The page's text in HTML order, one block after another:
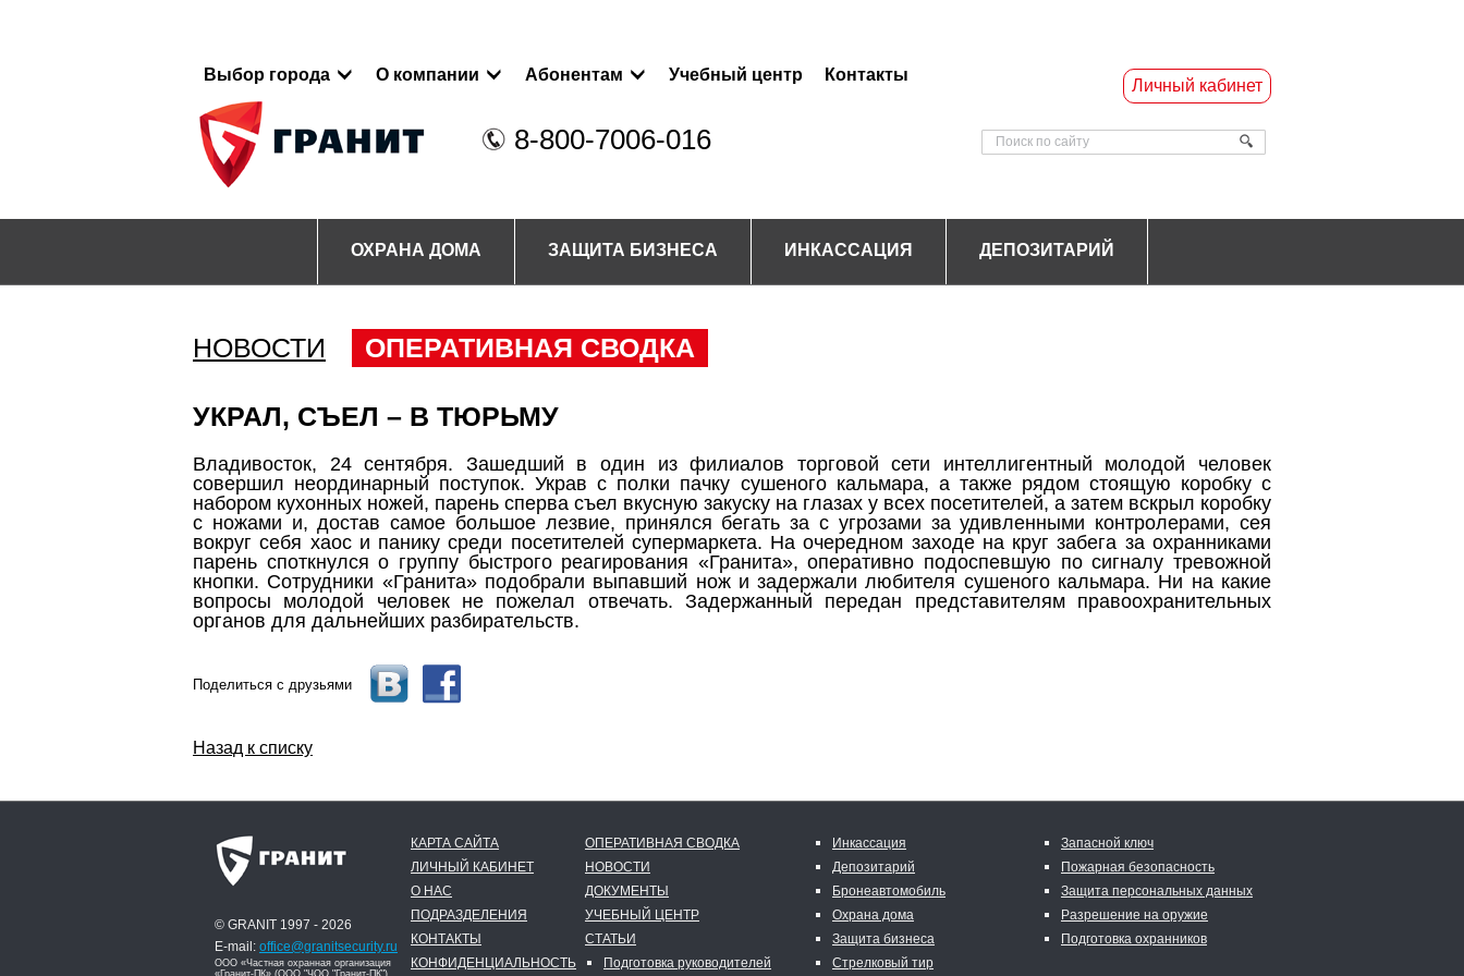
Выбор города О компании Абонентам Учебный центр Контакты
8-800-7006-016
Личный кабинет
ОХРАНА ДОМА ЗАЩИТА БИЗНЕСА ИНКАССАЦИЯ ДЕПОЗИТАРИЙ
НОВОСТИ ОПЕРАТИВНАЯ СВОДКА
УКРАЛ, СЪЕЛ – В ТЮРЬМУ
Владивосток, 24 сентября. Зашедший в один из филиалов торговой сети интеллигентный молодой человек
совершил неординарный поступок. Украв с полки пачку сушеного кальмара, а также рядом стоящую коробку с
набором кухонных ножей, парень сперва съел вкусную закуску на глазах у всех посетителей, а затем вскрыл коробку
с ножами и, достав самое большое лезвие, принялся бегать за с угрозами за удивленными контролерами, сея
вокруг себя хаос и панику среди посетителей супермаркета. На очередном заходе на круг забега за охранниками
парень споткнулся о группу быстрого реагирования «Гранита», оперативно подоспевшую по сигналу тревожной
кнопки. Сотрудники «Гранита» подобрали выпавший нож и задержали любителя сушеного кальмара. Ни на какие
вопросы молодой человек не пожелал отвечать. Задержанный передан представителям правоохранительных
органов для дальнейших разбирательств.
Поделиться с друзьями
Назад к списку
© GRANIT 1997 - 2026
E-mail: office@granitsecurity.ru
ООО «Частная охранная организация
«Гранит-ПК» (ООО "ЧОО "Гранит-ПК")
КАРТА САЙТА
ЛИЧНЫЙ КАБИНЕТ
О НАС
ПОДРАЗДЕЛЕНИЯ
КОНТАКТЫ
КОНФИДЕНЦИАЛЬНОСТЬ
ОПЕРАТИВНАЯ СВОДКА Инкассация
Запасной ключ
НОВОСТИ
Депозитарий
Пожарная безопасность
ДОКУМЕНТЫ
Бронеавтомобиль
Защита персональных данных
УЧЕБНЫЙ ЦЕНТР
Охрана дома
Разрешение на оружие
СТАТЬИ
Защита бизнеса
Подготовка охранников
Подготовка руководителей
Стрелковый тир